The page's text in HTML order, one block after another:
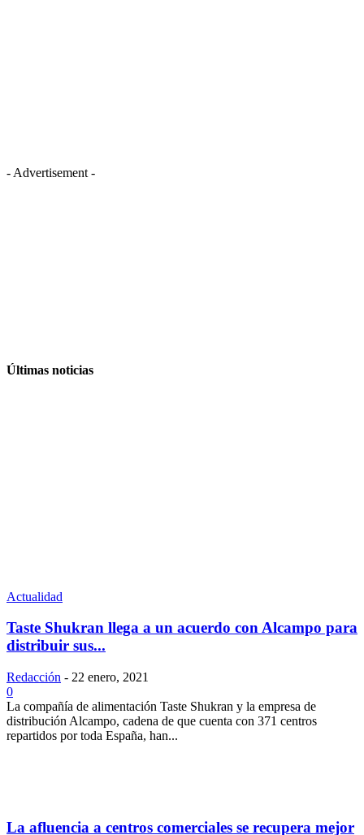
- Advertisement -
Últimas noticias
Actualidad
Taste Shukran llega a un acuerdo con Alcampo para
distribuir sus...
Redacción - 22 enero, 2021
0
La compañía de alimentación Taste Shukran y la empresa de
distribución Alcampo, cadena de que cuenta con 371 centros
repartidos por toda España, han...
La afluencia a centros comerciales se recupera mejor